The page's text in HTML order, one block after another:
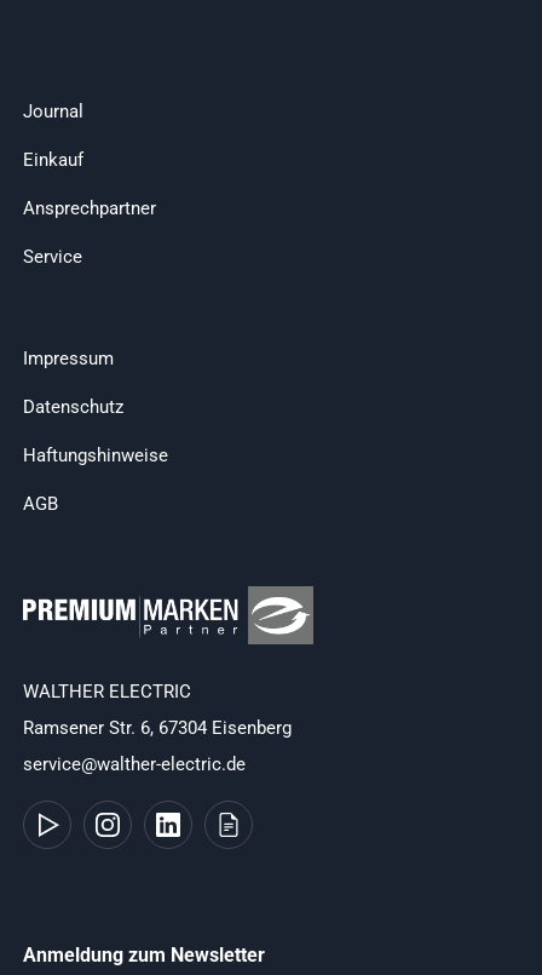
Journal
Einkauf
Ansprechpartner
Service
Impressum
Datenschutz
Haftungshinweise
AGB
WALTHER ELECTRIC
Ramsener Str. 6, 67304 Eisenberg
service@walther-electric.de
Anmeldung zum Newsletter